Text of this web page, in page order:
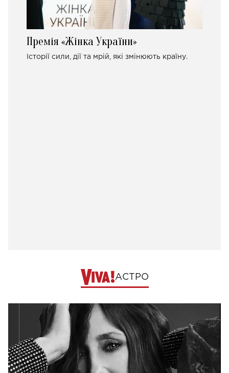
Премія «Жінка України»
Історії сили, дії та мрій, які змінюють країну.
АСТРО